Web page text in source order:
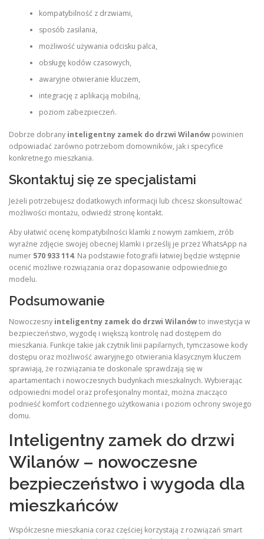
kompatybilność z drzwiami,
sposób zasilania,
możliwość używania odcisku palca,
obsługę kodów czasowych,
awaryjne otwieranie kluczem,
integrację z aplikacją mobilną,
poziom zabezpieczeń.
Dobrze dobrany inteligentny zamek do drzwi Wilanówpowinien
odpowiadać zarówno potrzebom domowników, jak i specyfice
konkretnego mieszkania.
Skontaktuj się ze specjalistami
Jeżeli potrzebujesz dodatkowych informacji lub chcesz skonsultować
możliwości montażu, odwiedź stronę kontakt.
Aby ułatwić ocenę kompatybilności klamki z nowym zamkiem, zrób
wyraźne zdjęcie swojej obecnej klamki i prześlij je przez WhatsApp na
numer 570 933 114. Na podstawie fotografii łatwiej będzie wstępnie
ocenić możliwe rozwiązania oraz dopasowanie odpowiedniego
modelu.
Podsumowanie
Nowoczesny inteligentny zamek do drzwi Wilanówto inwestycja w
bezpieczeństwo, wygodę i większą kontrolę nad dostępem do
mieszkania. Funkcje takie jak czytnik linii papilarnych, tymczasowe kody
dostępu oraz możliwość awaryjnego otwierania klasycznym kluczem
sprawiają, że rozwiązania te doskonale sprawdzają się w
apartamentach i nowoczesnych budynkach mieszkalnych. Wybierając
odpowiedni model oraz profesjonalny montaż, można znacząco
podnieść komfort codziennego użytkowania i poziom ochrony swojego
domu.
Inteligentny zamek do drzwi
Wilanów – nowoczesne
bezpieczeństwo i wygoda dla
mieszkańców
Współczesne mieszkania coraz częściej korzystają z rozwiązań smart